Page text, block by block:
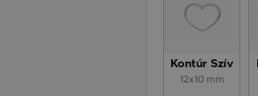
Kontúr Szív
12x10 mm